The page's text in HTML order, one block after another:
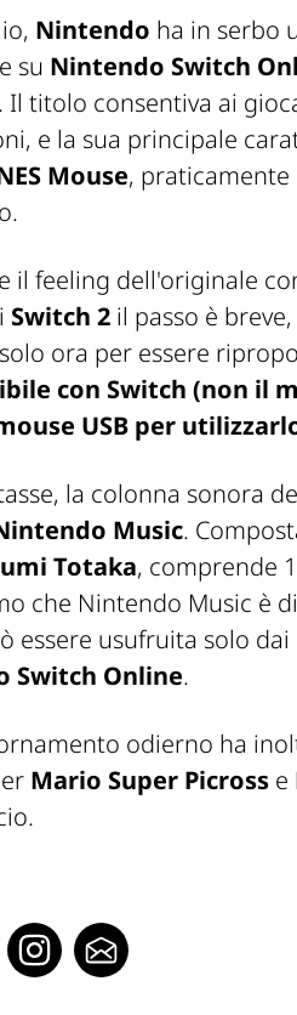
Nintendo ha in serbo
su Nintendo Switch
Il titolo consentiva ai
e la sua principale
Mouse,
il feeling dell'originale
Switch 2 il passo è
ora per essere
con Switch (non il
USB per
la colonna sonora
Music.
Totaka, comprende
che Nintendo Music è
essere usufruita solo
Switch Online.
odierno ha
Mario Super Picross e